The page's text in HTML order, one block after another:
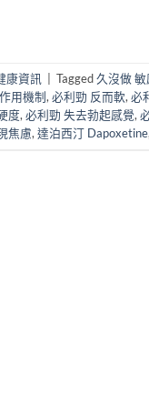
康資訊 Tagged久沒做 敏
用機制,必利勁 反而軟,必
度,必利勁 失去勃起感覺,
焦慮,達泊西汀 Dapoxetine